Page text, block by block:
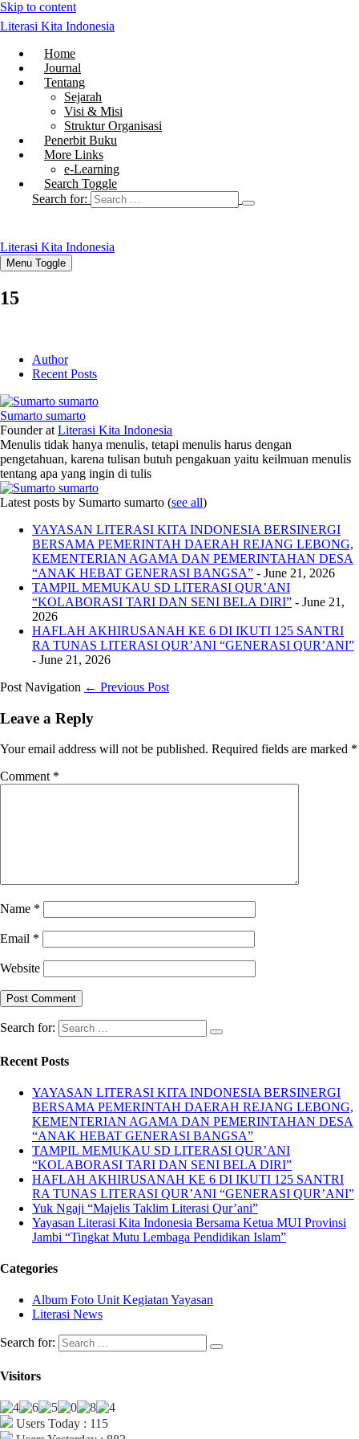
Skip to content
Literasi Kita Indonesia
Home
Journal
Tentang
Sejarah
Visi & Misi
Struktur Organisasi
Penerbit Buku
More Links
e-Learning
Search Toggle
Search for:
Literasi Kita Indonesia
Menu Toggle
15
Author
Recent Posts
Sumarto sumarto
Founderat Literasi Kita Indonesia
Menulis tidak hanya menulis, tetapi menulis harus dengan
pengetahuan, karena tulisan butuh pengakuan yaitu keilmuan menulis
tentang apa yang ingin di tulis
Latest posts by Sumarto sumarto (see all)
YAYASAN LITERASI KITA INDONESIA BERSINERGI
BERSAMA PEMERINTAH DAERAH REJANG LEBONG,
KEMENTERIAN AGAMA DAN PEMERINTAHAN DESA
“ANAK HEBAT GENERASI BANGSA” - June 21, 2026
TAMPIL MEMUKAU SD LITERASI QUR’ANI
“KOLABORASI TARI DAN SENI BELA DIRI” - June 21,
2026
HAFLAH AKHIRUSANAH KE 6 DI IKUTI 125 SANTRI
RA TUNAS LITERASI QUR’ANI “GENERASI QUR’ANI”
- June 21, 2026
Post Navigation ← Previous Post
Leave a Reply
Your email address will not be published. Required fields are marked *
Comment *
Name *
Email *
Website
Search for:
Recent Posts
YAYASAN LITERASI KITA INDONESIA BERSINERGI
BERSAMA PEMERINTAH DAERAH REJANG LEBONG,
KEMENTERIAN AGAMA DAN PEMERINTAHAN DESA
“ANAK HEBAT GENERASI BANGSA”
TAMPIL MEMUKAU SD LITERASI QUR’ANI
“KOLABORASI TARI DAN SENI BELA DIRI”
HAFLAH AKHIRUSANAH KE 6 DI IKUTI 125 SANTRI
RA TUNAS LITERASI QUR’ANI “GENERASI QUR’ANI”
Yuk Ngaji “Majelis Taklim Literasi Qur’ani”
Yayasan Literasi Kita Indonesia Bersama Ketua MUI Provinsi
Jambi “Tingkat Mutu Lembaga Pendidikan Islam”
Categories
Album Foto Unit Kegiatan Yayasan
Literasi News
Search for:
Visitors
Users Today : 115